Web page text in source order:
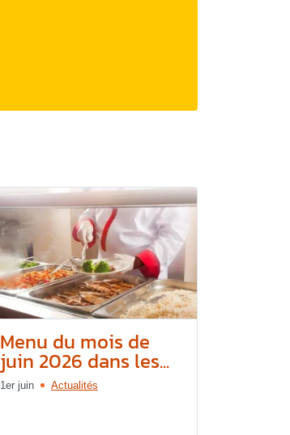
Menu du mois de
juin 2026 dans les...
1er juin Actualités